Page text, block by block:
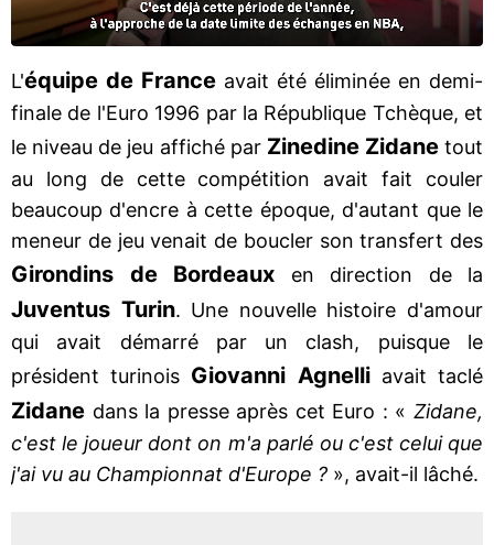
L'équipe de France avait été éliminée en demi-
finale de l'Euro 1996 par la République Tchèque, et
le niveau de jeu affiché par Zinedine Zidanetout
au long de cette compétition avait fait couler
beaucoup d'encre à cette époque, d'autant que le
meneur de jeu venait de boucler son transfert des
Girondins de Bordeaux en direction de la
Juventus Turin. Une nouvelle histoire d'amour
qui avait démarré par un clash, puisque le
président turinois Giovanni Agnelliavait taclé
Zidane dans la presse après cet Euro : « Zidane,
c'est le joueur dont on m'a parlé ou c'est celui que
j'ai vu au Championnat d'Europe ? », avait-il lâché.